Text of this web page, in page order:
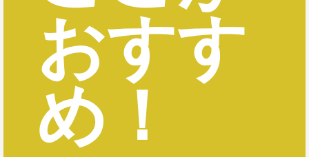
おすす
め！